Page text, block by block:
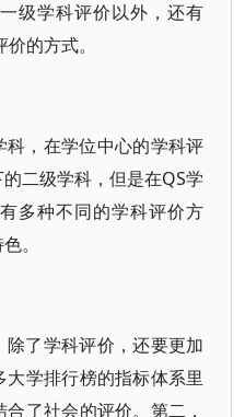
级学科评价以外，还有
的方式。
，在学位中心的学科评
二级学科，但是在QS学
多种不同的学科评价方
。
了学科评价，还要更加
学排行榜的指标体系里
了社会的评价。第二，